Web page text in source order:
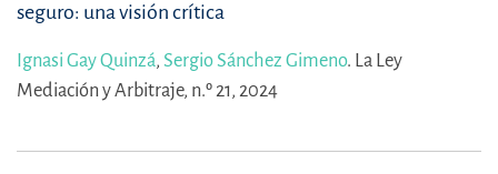
seguro: una visión crítica
Ignasi Gay Quinzá, Sergio Sánchez Gimeno. La Ley
Mediación y Arbitraje, n.º 21, 2024